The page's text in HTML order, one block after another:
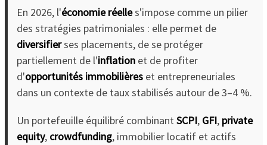
En 2026, l'économie réelles'impose comme un pilier
des stratégies patrimoniales : elle permet de
diversifierses placements, de se protéger
partiellement de l'inflationet de profiter
d'opportunités immobilièreset entrepreneuriales
dans un contexte de taux stabilisés autour de 3–4 %.
Un portefeuille équilibré combinantSCPI, GFI, private
equity, crowdfunding, immobilier locatif et actifs